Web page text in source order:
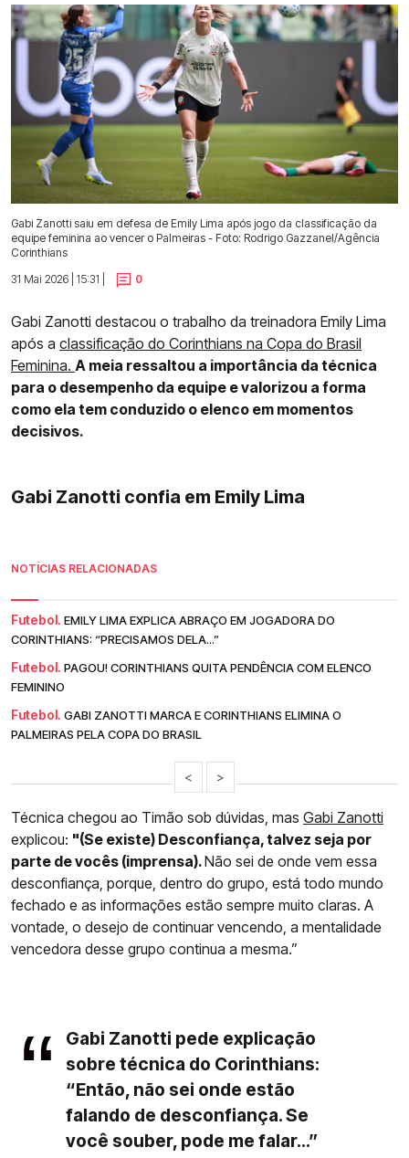
Gabi Zanotti saiu em defesa de Emily Lima após jogo da classificação da
equipe feminina ao vencer o Palmeiras - Foto: Rodrigo Gazzanel/Agência
Corinthians
31 Mai 2026 | 15:31 |
0
Gabi Zanotti destacou o trabalho da treinadora Emily Lima
após a classificação do Corinthians na Copa do Brasil
Feminina. A meia ressaltou a importância da técnica
para o desempenho da equipe e valorizou a forma
como ela tem conduzido o elenco em momentos
decisivos.
Gabi Zanotti confia em Emily Lima
NOTÍCIAS RELACIONADAS
Futebol. EMILY LIMA EXPLICA ABRAÇO EM JOGADORA DO
CORINTHIANS: “PRECISAMOS DELA...”
Futebol. PAGOU! CORINTHIANS QUITA PENDÊNCIA COM ELENCO
FEMININO
Futebol. GABI ZANOTTI MARCA E CORINTHIANS ELIMINA O
PALMEIRAS PELA COPA DO BRASIL
< >
Técnica chegou ao Timão sob dúvidas, mas Gabi Zanotti
explicou: "(Se existe) Desconfiança, talvez seja por
parte de vocês (imprensa).Não sei de onde vem essa
desconfiança, porque, dentro do grupo, está todo mundo
fechado e as informações estão sempre muito claras. A
vontade, o desejo de continuar vencendo, a mentalidade
vencedora desse grupo continua a mesma.”
Gabi Zanotti pede explicação
sobre técnica do Corinthians:
“Então, não sei onde estão
falando de desconfiança. Se
você souber, pode me falar...”